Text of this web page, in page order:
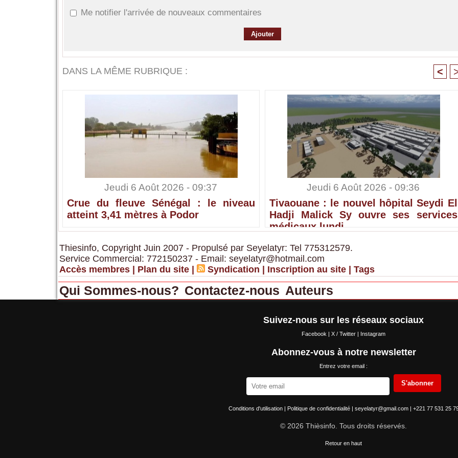
Me notifier l'arrivée de nouveaux commentaires
DANS LA MÊME RUBRIQUE : <
Jeudi 6 Août 2026 - 09:37
Crue du fleuve Sénégal : le niveau
atteint 3,41 mètres à Podor
Jeudi 6 Août 2026 - 09:36
Tivaouane : le nouvel hôpital Seydi El
Hadji Malick Sy ouvre ses services
médicaux lundi
Thiesinfo, Copyright Juin 2007 - Propulsé par Seyelatyr: Tel 775312579.
Service Commercial: 772150237 - Email: seyelatyr@hotmail.com
Accès membres | Plan du site | Syndication | Inscription au site | Tags
Qui Sommes-nous? Contactez-nous Auteurs
Suivez-nous sur les réseaux sociaux
Facebook | X / Twitter | Instagram
Abonnez-vous à notre newsletter
Entrez votre email :
S'abonner
Conditions d'utilisation | Politique de confidentialité | seyelatyr@gmail.com | +221 77 531 25
© 2026 Thièsinfo. Tous droits réservés.
Retour en haut